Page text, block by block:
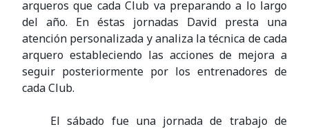
arqueros que cada Club va preparando a lo largo
del año. En éstas jornadas David presta una
atención personalizada y analiza la técnica de cada
arquero estableciendo las acciones de mejora a
seguir posteriormente por los entrenadores de
cada Club.
El sábado fue una jornada de trabajo de